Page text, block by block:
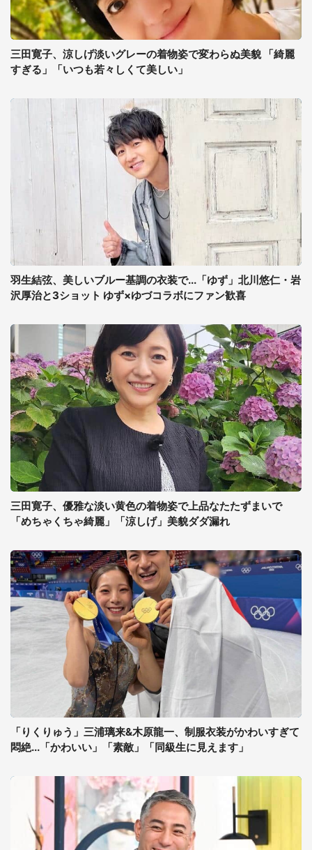
三田寛子、涼しげ淡いグレーの着物姿で変わらぬ美貌 「綺麗
すぎる」「いつも若々しくて美しい」
羽生結弦、美しいブルー基調の衣装で...「ゆず」北川悠仁・岩
沢厚治と3ショット ゆず×ゆづコラボにファン歓喜
三田寛子、優雅な淡い黄色の着物姿で上品なたたずまいで
「めちゃくちゃ綺麗」「涼しげ」美貌ダダ漏れ
「りくりゅう」三浦璃来&木原龍一、制服衣装がかわいすぎて
悶絶...「かわいい」「素敵」「同級生に見えます」